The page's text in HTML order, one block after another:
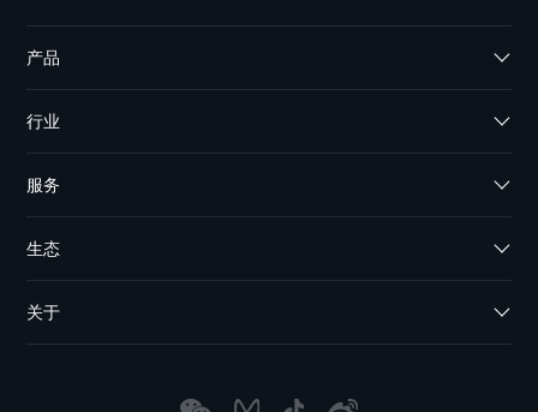
产品
行业
服务
生态
关于